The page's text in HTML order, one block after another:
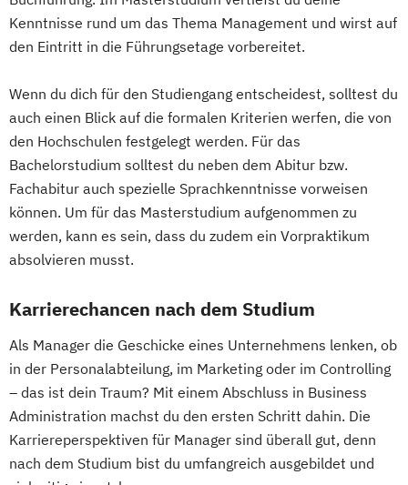
Kenntnisse rund um das Thema Management und wirst auf
den Eintritt in die Führungsetage vorbereitet.
Wenn du dich für den Studiengang entscheidest, solltest du
auch einen Blick auf die formalen Kriterien werfen, die von
den Hochschulen festgelegt werden. Für das
Bachelorstudium solltest du neben dem Abitur bzw.
Fachabitur auch spezielle Sprachkenntnisse vorweisen
können. Um für das Masterstudium aufgenommen zu
werden, kann es sein, dass du zudem ein Vorpraktikum
absolvieren musst.
Karrierechancen nach dem Studium
Als Manager die Geschicke eines Unternehmens lenken, ob
in der Personalabteilung, im Marketing oder im Controlling
– das ist dein Traum? Mit einem Abschluss in Business
Administration machst du den ersten Schritt dahin. Die
Karriereperspektiven für Manager sind überall gut, denn
nach dem Studium bist du umfangreich ausgebildet und